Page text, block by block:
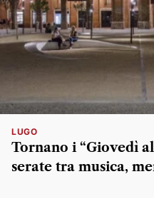
LUGO
Tornano i “Giovedì
serate tra musica,